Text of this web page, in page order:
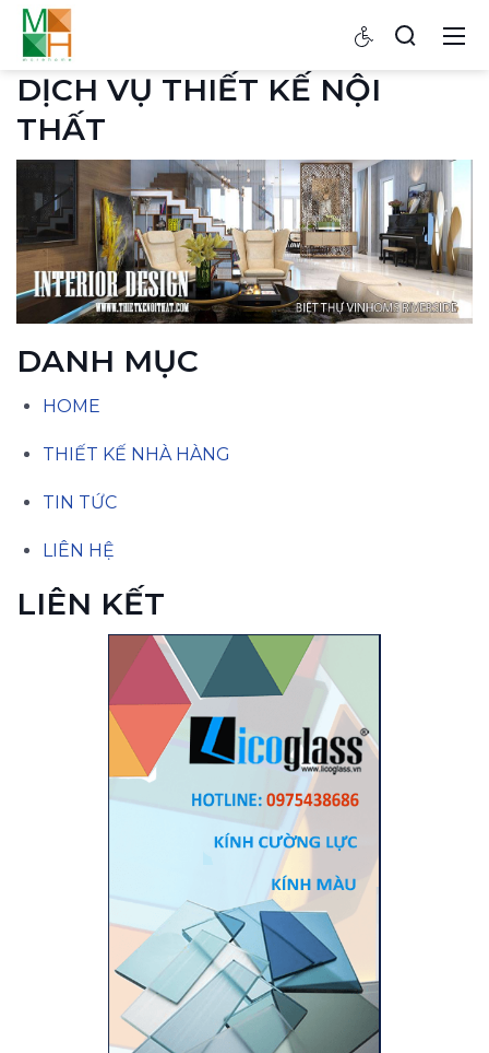
DỊCH VỤ THIẾT KẾ NỘI
THẤT
DANH MỤC
HOME
THIẾT KẾ NHÀ HÀNG
TIN TỨC
LIÊN HỆ
LIÊN KẾT